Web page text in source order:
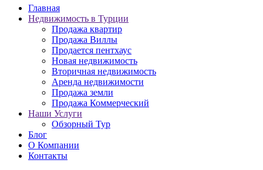
Главная
Недвижимость в Турции
Продажа квартир
Продажа Виллы
Продается пентхаус
Новая недвижимость
Вторичная недвижимость
Аренда недвижимости
Продажа земли
Продажа Коммерческий
Наши Услуги
Обзорный Тур
Блог
О Компании
Контакты